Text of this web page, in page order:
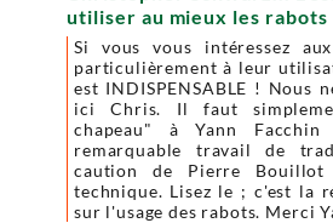
utiliser au mieux les rabots
Si vous vous intéressez
particulièrement à leur
est INDISPENSABLE ! Nous
ici Chris. Il faut
chapeau" à Yann
remarquable travail de
caution de Pierre
technique. Lisez le ; c'est la
sur l'usage des rabots. Merci